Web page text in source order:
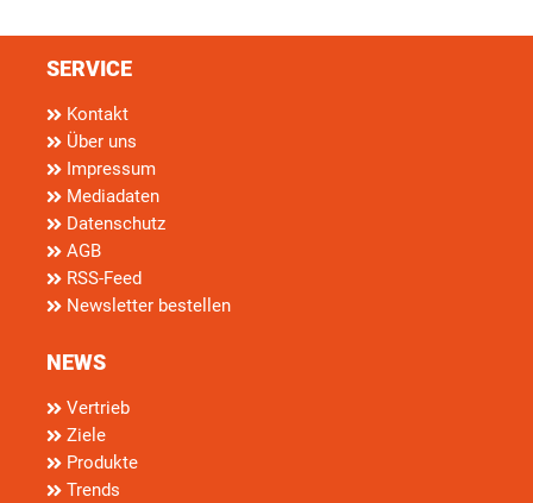
SERVICE
Kontakt
Über uns
Impressum
Mediadaten
Datenschutz
AGB
RSS-Feed
Newsletter bestellen
NEWS
Vertrieb
Ziele
Produkte
Trends